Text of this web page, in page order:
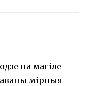
на магіле
мірныя